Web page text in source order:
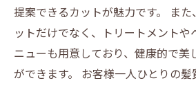
提案できるカットが魅力です。 ま
ットだけでなく、トリートメントや
ニューも用意しており、健康的で美
ができます。 お客様一人ひとりの